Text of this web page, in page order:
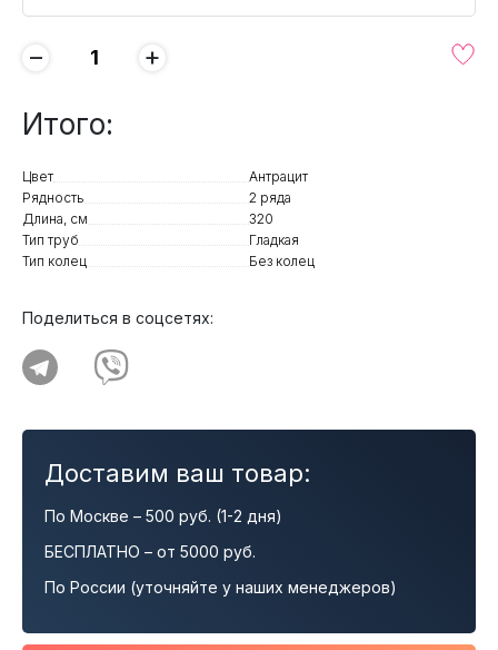
− +
Итого:
Цвет
Антрацит
Рядность
2 ряда
Длина, см
320
Тип труб
Гладкая
Тип колец
Без колец
Поделиться в соцсетях:
Доставим ваш товар:
По Москве – 500 руб. (1-2 дня)
БЕСПЛАТНО – от 5000 руб.
По России (уточняйте у наших менеджеров)